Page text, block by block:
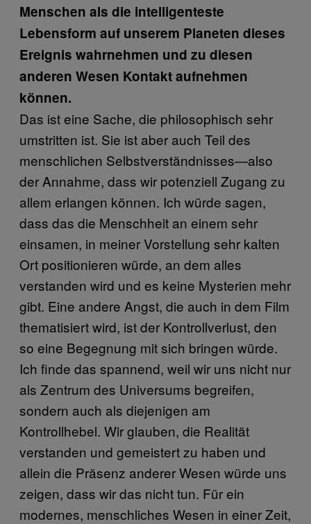
Menschen als die intelligenteste
Lebensform auf unserem Planeten dieses
Ereignis wahrnehmen und zu diesen
anderen Wesen Kontakt aufnehmen
können.
Das ist eine Sache, die philosophisch sehr
umstritten ist. Sie ist aber auch Teil des
menschlichen Selbstverständnisses—also
der Annahme, dass wir potenziell Zugang zu
allem erlangen können. Ich würde sagen,
dass das die Menschheit an einem sehr
einsamen, in meiner Vorstellung sehr kalten
Ort positionieren würde, an dem alles
verstanden wird und es keine Mysterien mehr
gibt. Eine andere Angst, die auch in dem Film
thematisiert wird, ist der Kontrollverlust, den
so eine Begegnung mit sich bringen würde.
Ich finde das spannend, weil wir uns nicht nur
als Zentrum des Universums begreifen,
sondern auch als diejenigen am
Kontrollhebel. Wir glauben, die Realität
verstanden und gemeistert zu haben und
allein die Präsenz anderer Wesen würde uns
zeigen, dass wir das nicht tun. Für ein
modernes, menschliches Wesen in einer Zeit,